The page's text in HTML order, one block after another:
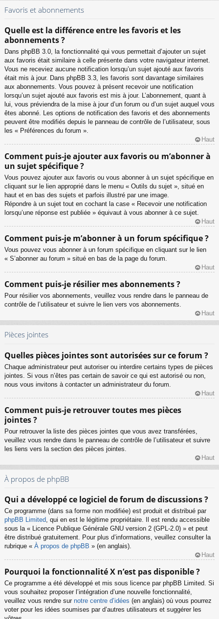
Favoris et abonnements
Quelle est la différence entre les favoris et les
abonnements ?
Dans phpBB 3.0, la fonctionnalité qui vous permettait d’ajouter un sujet
aux favoris était similaire à celle présente dans votre navigateur internet.
Vous ne receviez aucune notification lorsqu’un sujet ajouté aux favoris
était mis à jour. Dans phpBB 3.3, les favoris sont davantage similaires
aux abonnements. Vous pouvez à présent recevoir une notification
lorsqu’un sujet ajouté aux favoris est mis à jour. L’abonnement, quant à
lui, vous préviendra de la mise à jour d’un forum ou d’un sujet auquel vous
êtes abonné. Les options de notification des favoris et des abonnements
peuvent être modifiés depuis le panneau de contrôle de l’utilisateur, sous
les « Préférences du forum ».
Haut
Comment puis-je ajouter aux favoris ou m’abonner à
un sujet spécifique ?
Vous pouvez ajouter aux favoris ou vous abonner à un sujet spécifique en
cliquant sur le lien approprié dans le menu « Outils du sujet », situé en
haut et en bas des sujets et parfois illustré par une image.
Répondre à un sujet tout en cochant la case « Recevoir une notification
lorsqu’une réponse est publiée » équivaut à vous abonner à ce sujet.
Haut
Comment puis-je m’abonner à un forum spécifique ?
Vous pouvez vous abonner à un forum spécifique en cliquant sur le lien
« S’abonner au forum » situé en bas de la page du forum.
Haut
Comment puis-je résilier mes abonnements ?
Pour résilier vos abonnements, veuillez vous rendre dans le panneau de
contrôle de l’utilisateur et suivre le lien vers vos abonnements.
Haut
Pièces jointes
Quelles pièces jointes sont autorisées sur ce forum ?
Chaque administrateur peut autoriser ou interdire certains types de pièces
jointes. Si vous n’êtes pas certain de savoir ce qui est autorisé ou non,
nous vous invitons à contacter un administrateur du forum.
Haut
Comment puis-je retrouver toutes mes pièces
jointes ?
Pour retrouver la liste des pièces jointes que vous avez transférées,
veuillez vous rendre dans le panneau de contrôle de l’utilisateur et suivre
les liens vers la section des pièces jointes.
Haut
À propos de phpBB
Qui a développé ce logiciel de forum de discussions ?
Ce programme (dans sa forme non modifiée) est produit et distribué par
phpBB Limited, qui en est le légitime propriétaire. Il est rendu accessible
sous la « Licence Publique Générale GNU version 2 (GPL-2.0) » et peut
être distribué gratuitement. Pour plus d’informations, veuillez consulter la
rubrique « À propos de phpBB » (en anglais).
Haut
Pourquoi la fonctionnalité X n’est pas disponible ?
Ce programme a été développé et mis sous licence par phpBB Limited. Si
vous souhaitez proposer l’intégration d’une nouvelle fonctionnalité,
veuillez vous rendre sur notre centre d’idées (en anglais) où vous pourrez
voter pour les idées soumises par d’autres utilisateurs et suggérer les